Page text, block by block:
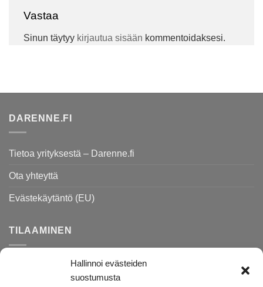
Hallinnoi evästeiden
suostumusta
Vastaa
Sinun täytyy kirjautua sisään kommentoidaksesi.
DARENNE.FI
Tietoa yrityksestä – Darenne.fi
Ota yhteyttä
Evästekäytäntö (EU)
TILAAMINEN
Rekisteri- ja tietosuojaseloste